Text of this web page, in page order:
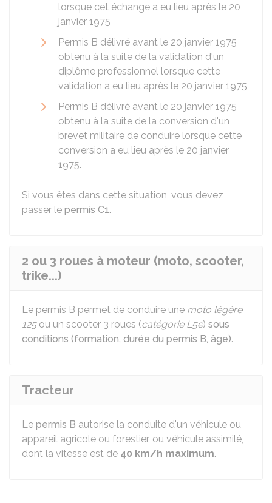
lorsque cet échange a eu lieu après le 20
janvier 1975
Permis B délivré avant le 20 janvier 1975
obtenu à la suite de la validation d'un
diplôme professionnel lorsque cette
validation a eu lieu après le 20 janvier 1975
Permis B délivré avant le 20 janvier 1975
obtenu à la suite de la conversion d'un
brevet militaire de conduire lorsque cette
conversion a eu lieu après le 20 janvier
1975.
Si vous êtes dans cette situation, vous devez
passer le permis C1.
2 ou 3 roues à moteur (moto, scooter,
trike...)
Le permis B permet de conduire une moto légère
125ou un scooter 3 roues (catégorie L5e) sous
conditions (formation, durée du permis B, âge).
Tracteur
Le permis B autorise la conduite d'un véhicule ou
appareil agricole ou forestier, ou véhicule assimilé,
dont la vitesse est de 40 km/h maximum.